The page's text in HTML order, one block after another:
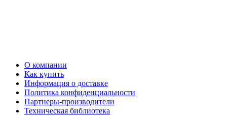
О компании
Как купить
Информация о доставке
Политика конфиденциальности
Партнеры-производители
Техническая библиотека